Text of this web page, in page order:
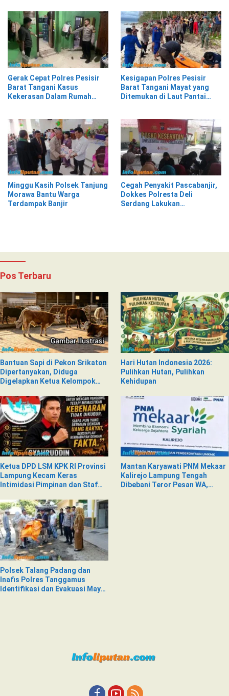
Gerak Cepat Polres Pesisir
Barat Tangani Kasus
Kekerasan Dalam Rumah
Kesigapan Polres Pesisir
Barat Tangani Mayat yang
Ditemukan di Laut Pantai
Minggu Kasih Polsek Tanjung
Morawa Bantu Warga
Terdampak Banjir
Cegah Penyakit Pascabanjir,
Dokkes Polresta Deli
Serdang Lakukan
Pos Terbaru
Bantuan Sapi di Pekon Srikaton
Dipertanyakan, Diduga
Digelapkan Ketua Kelompok
Hari Hutan Indonesia 2026:
Pulihkan Hutan, Pulihkan
Kehidupan
Ketua DPD LSM KPK RI Provinsi
Lampung Kecam Keras
Intimidasi Pimpinan dan Staf
Nad
Mantan Karyawati PNM Mekaar
Kalirejo Lampung Tengah
Dibebani Teror Pesan WA,
Polsek Talang Padang dan
Inafis Polres Tanggamus
Identifikasi dan Evakuasi Mayat